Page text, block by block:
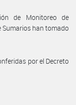
de Monitoreo de
Sumarios han tomado
por el Decreto